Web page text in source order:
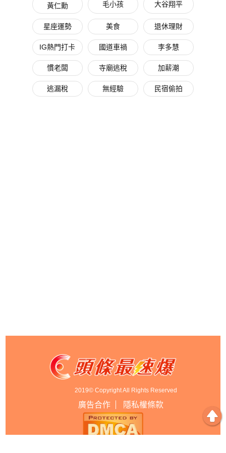
黃仁勳 毛小孩 大谷翔平
星座運勢 美食 退休理財
IG熱門打卡 國道車禍 李多慧
慣老闆 寺廟逃稅 加薪潮
逃漏稅 無經驗 民宿偷拍
2019© Copyright All Rights Reserved
廣告合作 隱私權條款